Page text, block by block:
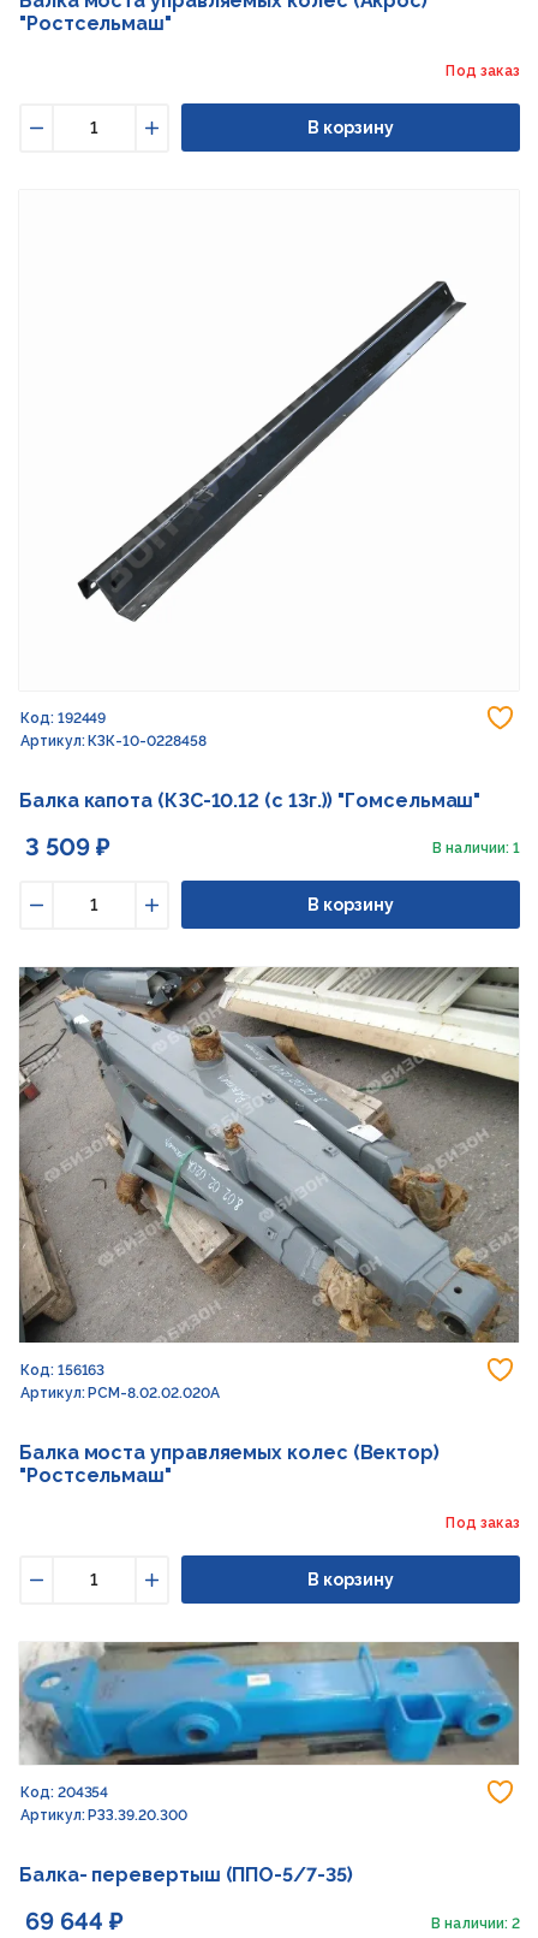
"Ростсельмаш"
Под заказ
Увеличить
В корзину
Код: 192449
Артикул: КЗК-10-0228458
Балка капота (КЗС-10.12 (с 13г.)) "Гомсельмаш"
3 509 ₽ В наличии: 1
Увеличить
В корзину
Код: 156163
Артикул: РСМ-8.02.02.020А
Балка моста управляемых колес (Вектор)
"Ростсельмаш"
Под заказ
Увеличить
В корзину
Код: 204354
Артикул: РЗЗ.39.20.300
Балка- перевертыш (ППО-5/7-35)
69 644 ₽ В наличии: 2